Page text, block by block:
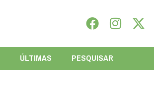
ÚLTIMAS PESQUISAR